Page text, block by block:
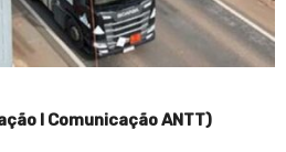
I Comunicação ANTT)